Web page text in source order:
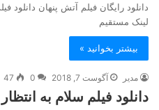
دانلود رایگان فیلم آتش پنهان دانلود
لینک مستقیم
بیشتر بخوانید »
مدیر آگوست 7, 2018 0
47
دانلود فیلم سلام به انتظار